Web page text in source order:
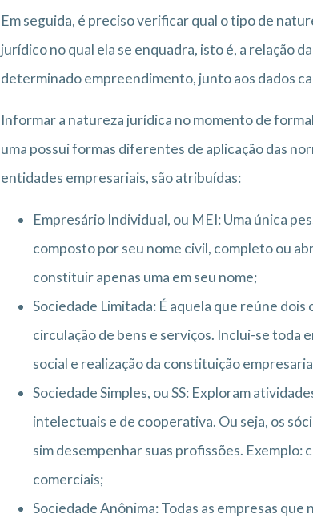
Em seguida, é preciso verificar qual o tipo de
jurídico no qual ela se enquadra, isto é, a relação
determinado empreendimento, junto aos dados
Informar a natureza jurídica no momento de
uma possui formas diferentes de aplicação das
entidades empresariais, são atribuídas:
Empresário Individual, ou MEI: Uma única
composto por seu nome civil, completo ou
constituir apenas uma em seu nome;
Sociedade Limitada: É aquela que reúne
circulação de bens e serviços. Inclui-se toda
social e realização da constituição
Sociedade Simples, ou SS: Exploram
intelectuais e de cooperativa. Ou seja, os
sim desempenhar suas profissões.
comerciais;
Sociedade Anônima: Todas as empresas